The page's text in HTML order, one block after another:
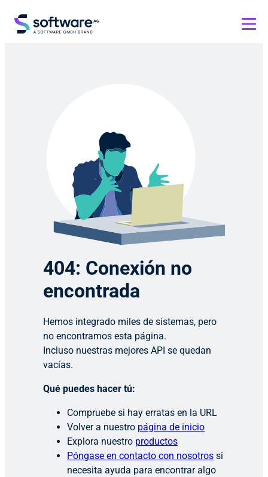
404: Conexión no
encontrada
Hemos integrado miles de sistemas, pero
no encontramos esta página.
Incluso nuestras mejores API se quedan
vacías.
Qué puedes hacer tú:
Compruebe si hay erratas en la URL
Volver a nuestro página de inicio
Explora nuestro productos
Póngase en contacto con nosotros si
necesita ayuda para encontrar algo